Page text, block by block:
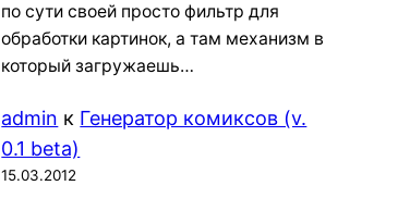
по сути своей просто фильтр для
обработки картинок, а там механизм в
который загружаешь…
admin к Генератор комиксов (v.
0.1 beta)
15.03.2012